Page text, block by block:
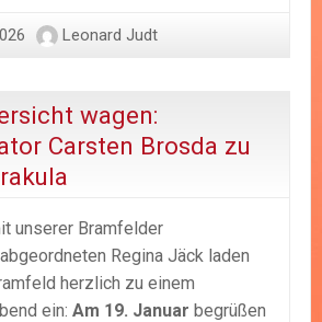
Leonard Judt
wagen:
Carsten Brosda zu
unserer Bramfelder
Regina Jäck laden
herzlich zu einem
ein: Am 19. Januar begrüßen